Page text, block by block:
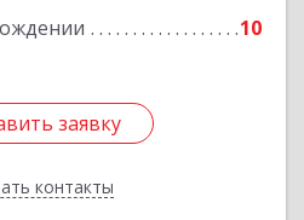
10
заявку
контакты
заявку
Назад